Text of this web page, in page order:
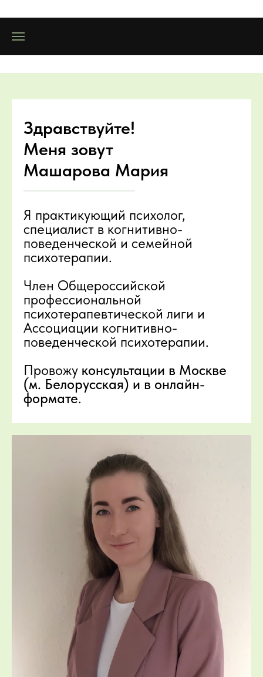
Здравствуйте!
Меня зовут
Машарова Мария
Я практикующий психолог,
специалист в когнитивно-
поведенческой и семейной
психотерапии.
Член Общероссийской
профессиональной
психотерапевтической лиги и
Ассоциации когнитивно-
поведенческой психотерапии.
Провожу консультации в Москве
(м. Белорусская) и в онлайн-
формате.